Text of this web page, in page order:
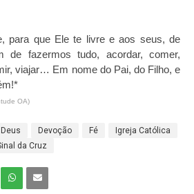
para que Ele te livre e aos seus, de
de fazermos tudo, acordar, comer,
viajar… Em nome do Pai, do Filho, e
OA)
Deus Devoção Fé
Igreja Católica
da Cruz